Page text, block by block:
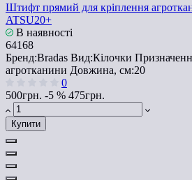
Штифт прямий для кріплення
ATSU20+
В наявності
64168
Бренд:Bradas Вид:Кілочки
агротканини Довжина, см:20
0
500грн. -5 % 475грн.
Купити